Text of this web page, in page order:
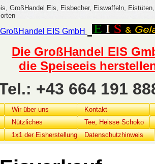
GroßHandel Eis, Eisbecher, Eiswaffeln,
GroßHandel EIS GmbH
Die GroßHandel EIS
die Speiseeis
+43 664 191
Wir über uns
Kontakt
Nützliches
Tee, Heisse Schoko
1x1 der Eisherstellung Datenschutzhinweis